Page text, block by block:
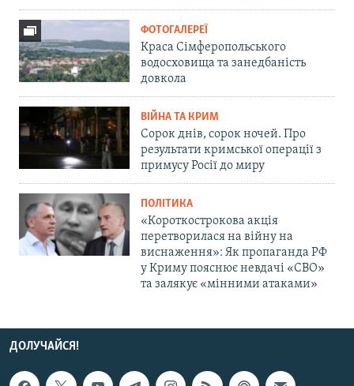
ФОТОГАЛЕРЕЇ
Краса Сімферопольського
водосховища та занедбаність
довкола
ВІЙНА ТА КРИМ
Сорок днів, сорок ночей. Про
результати кримської операції з
примусу Росії до миру
ПОЛІТИКА
«Короткострокова акція
перетворилася на війну на
виснаження»: Як пропаганда РФ
у Криму пояснює невдачі «СВО»
та залякує «мінними атаками»
ДОЛУЧАЙСЯ!